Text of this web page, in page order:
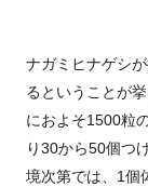
ナガミヒナゲシ
るということが
におよそ1500粒
り30から50個つ
境次第では、1個